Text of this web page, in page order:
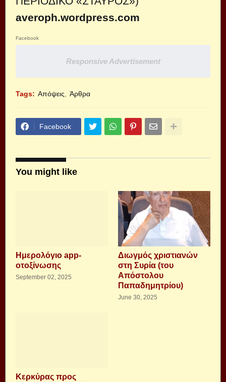
averoph.wordpress.com
Facebook
Responsive Advertisement
Tags: Απόψεις Άρθρα
Facebook
You might like
Ημερολόγιο app-
οτοξίνωσης
September 02, 2025
Διωγμός χριστιανών
στη Συρία (του
Απόστολου
Παπαδημητρίου)
June 30, 2025
Κερκύρας προς